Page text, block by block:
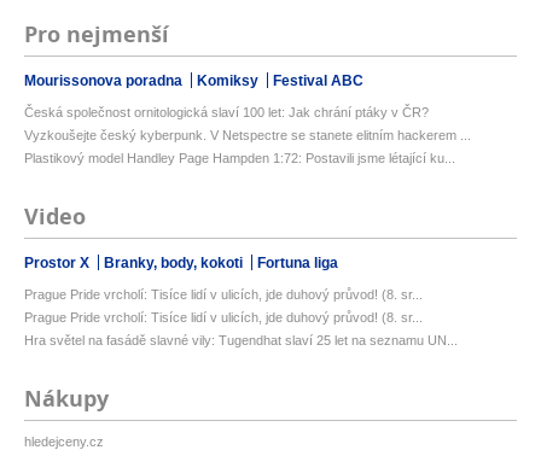
Pro nejmenší
Mourissonova poradna Komiksy Festival ABC
Česká společnost ornitologická slaví 100 let: Jak chrání ptáky v ČR?
Vyzkoušejte český kyberpunk. V Netspectre se stanete elitním hackerem ...
Plastikový model Handley Page Hampden 1:72: Postavili jsme létající ku...
Video
Prostor X Branky, body, kokoti Fortuna liga
Prague Pride vrcholí: Tisíce lidí v ulicích, jde duhový průvod! (8. sr...
Prague Pride vrcholí: Tisíce lidí v ulicích, jde duhový průvod! (8. sr...
Hra světel na fasádě slavné vily: Tugendhat slaví 25 let na seznamu UN...
Nákupy
hledejceny.cz